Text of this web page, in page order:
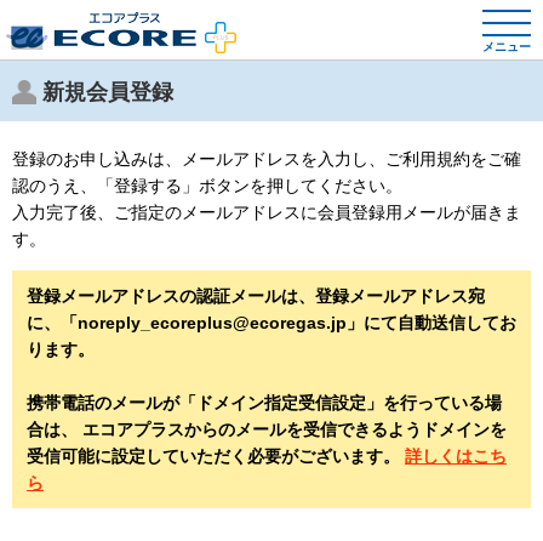
メニュー
新規会員登録
登録のお申し込みは、メールアドレスを入力し、ご利用規約をご確
認のうえ、「登録する」ボタンを押してください。
入力完了後、ご指定のメールアドレスに会員登録用メールが届きま
す。
登録メールアドレスの認証メールは、登録メールアドレス宛
に、「noreply_ecoreplus@ecoregas.jp」にて自動送信してお
ります。
携帯電話のメールが「ドメイン指定受信設定」を行っている場
合は、 エコアプラスからのメールを受信できるようドメインを
受信可能に設定していただく必要がございます。 詳しくはこち
ら